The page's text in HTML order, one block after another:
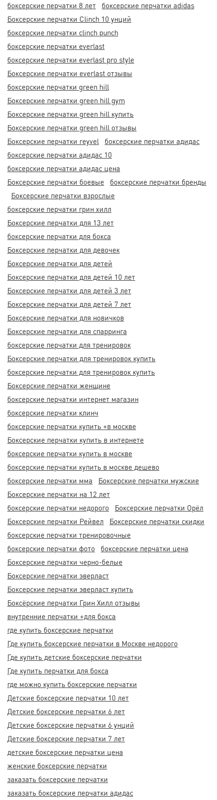
боксерские перчатки 8 лет
боксерские перчатки adidas
Боксерские перчатки Clinch 10 унций
боксерские перчатки clinch punch
боксерские перчатки everlast
боксерские перчатки everlast pro style
Боксерские перчатки everlast отзывы
боксерские перчатки green hill
Боксерские перчатки green hill gym
Боксерские перчатки green hill купить
Боксерские перчатки green hill отзывы
Боксерские перчатки reyvel
боксерские перчатки адидас
боксерские перчатки адидас 10
боксерские перчатки адидас цена
Боксерские перчатки боевые
боксерские перчатки бренды
Боксерские перчатки взрослые
боксерские перчатки грин хилл
Боксерские перчатки для 13 лет
боксерские перчатки для бокса
Боксерские перчатки для девочек
Боксерские перчатки для детей
Боксерские перчатки для детей 10 лет
Боксерские перчатки для детей 3 лет
Боксерские перчатки для детей 7 лет
Боксерские перчатки для новичков
Боксерские перчатки для спарринга
боксерские перчатки для тренировок
Боксерские перчатки для тренировок купить
боксерские перчатки для тренировок купить
Боксерские перчатки женщине
боксерские перчатки интернет магазин
боксерские перчатки клинч
боксерские перчатки купить +в москве
Боксерские перчатки купить в интернете
боксерские перчатки купить в москве
боксерские перчатки купить в москве дешево
боксерские перчатки мма
Боксерские перчатки мужские
Боксерские перчатки на 12 лет
боксерские перчатки недорого
Боксерские перчатки Орёл
Боксерские перчатки Рейвел
Боксерские перчатки скидки
боксерские перчатки тренировочные
боксерские перчатки фото
боксерские перчатки цена
Боксерские перчатки черно-белые
Боксерские перчатки эверласт
Боксерские перчатки эверласт купить
Боксёрские перчатки Грин Хилл отзывы
внутренние перчатки +для бокса
где купить боксерские перчатки
Где купить боксерские перчатки в Москве недорого
Где купить детские боксерские перчатки
Где купить перчатки для бокса
где можно купить боксерские перчатки
Детские боксерские перчатки 10 лет
Детские боксерские перчатки 6 лет
Детские боксерские перчатки 6 унций
Детские боксерские перчатки 7 лет
детские боксерские перчатки цена
женские боксерские перчатки
заказать боксерские перчатки
заказать боксерские перчатки адидас